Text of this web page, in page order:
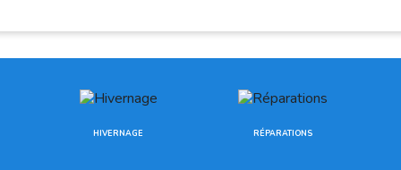
HIVERNAGE RÉPARATIONS